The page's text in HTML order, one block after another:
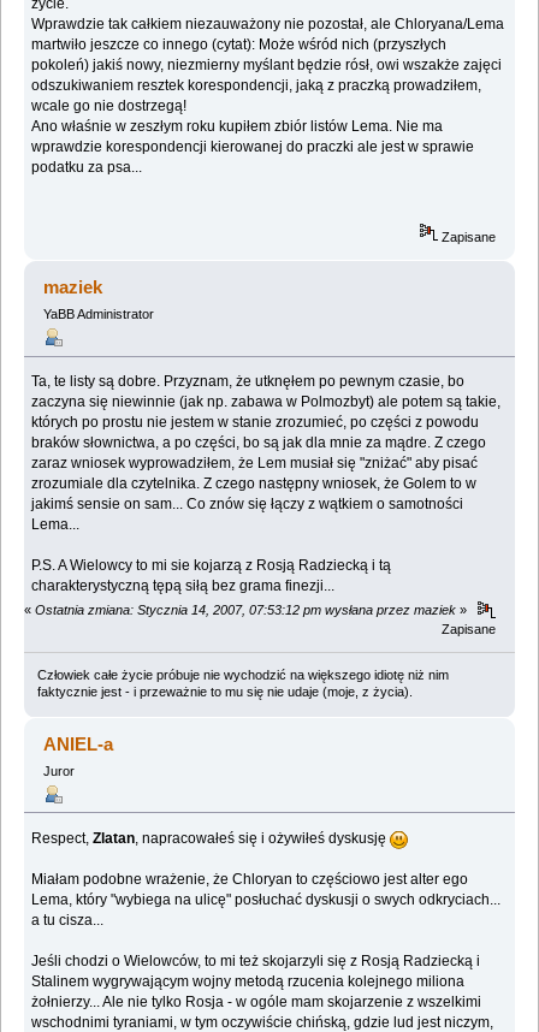
Wprawdzie tak całkiem niezauważony nie pozostał, ale Chloryana/Lema
martwiło jeszcze co innego (cytat): Może wśród nich (przyszłych
pokoleń) jakiś nowy, niezmierny myślant będzie rósł, owi wszakże zajęci
odszukiwaniem resztek korespondencji, jaką z praczką prowadziłem,
wcale go nie dostrzegą!
Ano właśnie w zeszłym roku kupiłem zbiór listów Lema. Nie ma
wprawdzie korespondencji kierowanej do praczki ale jest w sprawie
podatku za psa...
Zapisane
maziek
YaBB Administrator
Ta, te listy są dobre. Przyznam, że utknęłem po pewnym czasie, bo
zaczyna się niewinnie (jak np. zabawa w Polmozbyt) ale potem są takie,
których po prostu nie jestem w stanie zrozumieć, po części z powodu
braków słownictwa, a po części, bo są jak dla mnie za mądre. Z czego
zaraz wniosek wyprowadziłem, że Lem musiał się "zniżać" aby pisać
zrozumiale dla czytelnika. Z czego następny wniosek, że Golem to w
jakimś sensie on sam... Co znów się łączy z wątkiem o samotności
Lema...
P.S. A Wielowcy to mi sie kojarzą z Rosją Radziecką i tą
charakterystyczną tępą siłą bez grama finezji...
« Ostatnia zmiana: Stycznia 14, 2007, 07:53:12 pm wysłana przez maziek »
Zapisane
Człowiek całe życie próbuje nie wychodzić na większego idiotę niż nim
faktycznie jest - i przeważnie to mu się nie udaje (moje, z życia).
ANIEL-a
Juror
Respect,Zlatan , napracowałeś się i ożywiłeś dyskusję
Miałam podobne wrażenie, że Chloryan to częściowo jest alter ego
Lema, który "wybiega na ulicę" posłuchać dyskusji o swych odkryciach...
a tu cisza...
Jeśli chodzi o Wielowców, to mi też skojarzyli się z Rosją Radziecką i
Stalinem wygrywającym wojny metodą rzucenia kolejnego miliona
żołnierzy... Ale nie tylko Rosja - w ogóle mam skojarzenie z wszelkimi
wschodnimi tyraniami, w tym oczywiście chińską, gdzie lud jest niczym,